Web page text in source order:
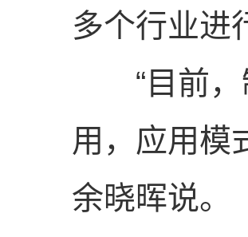
多个行业进
“目前，
用，应用模
余晓晖说。